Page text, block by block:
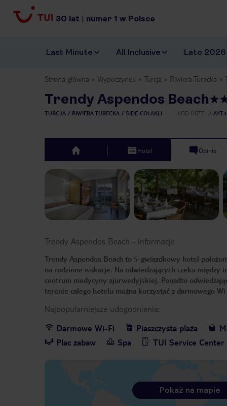
30 lat | numer 1 w Polsce
Last Minute All Inclusive Lato 2026
Strona główna Wypoczynek Turcja Riwiera Turecka
Trendy Aspendos Beach
TURCJA RIWIERA TURECKA SIDE-COLAKLI KOD HOTELU
top Hotel Opinie
Trendy Aspendos Beach - informacje
Trendy Aspendos Beach to 5-gwiazdkowy hotel
na rodzinne wakacje. Na odwiedzających czeka
centrum medycyny ajurwedyjskiej. Ponadto
terenie całego hotelu można korzystać z darmowego
Najpopularniejsze udogodnienia:
Darmowe Wi-Fi
Piaszczysta plaża
Plac zabaw
Spa TUI Service
Pokaż na mapie